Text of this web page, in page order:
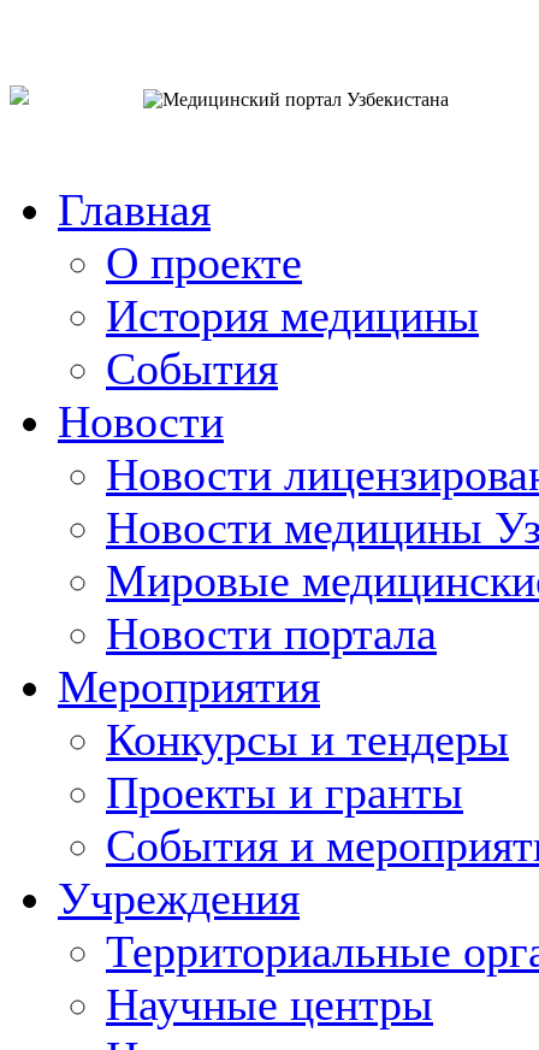
Главная
О проекте
История медицины
События
Новости
Новости
Новости медицины
Мировые
Новости портала
Мероприятия
Конкурсы и тендеры
Проекты и гранты
События и
Учреждения
Территориальные
Научные центры